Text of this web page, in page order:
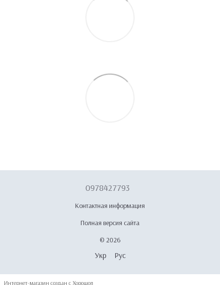
0978427793
Контактная информация
Полная версия сайта
© 2026
Укр Рус
Интернет-магазин создан с Хорошоп